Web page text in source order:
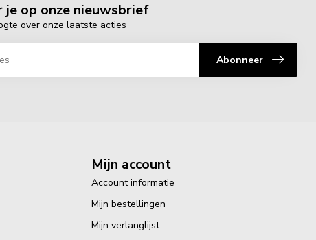
je op onze nieuwsbrief
over onze laatste acties
Abonneer
Mijn account
Account informatie
Mijn bestellingen
Mijn verlanglijst